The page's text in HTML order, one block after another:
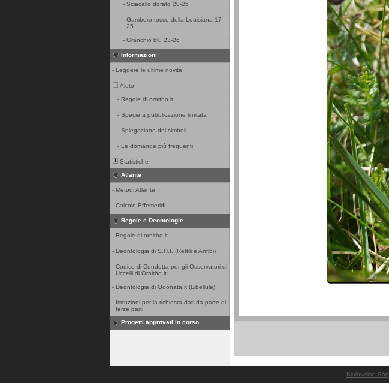
- Sciacallo dorato 20-26
- Gambero rosso della Louisiana 17-
25
- Granchio blu 23-26
Informazioni
- Leggere le ultime novità
Aiuto
- Regole di ornitho.it
- Specie a pubblicazione limitata
- Spiegazione dei simboli
- Le domande più frequenti
Statistiche
Atlante
- Metodi Atlante
- Calcolo Effemeridi
Regole e Deontologie
- Regole di ornitho.it
- Deontologia di S.H.I. (Rettili e Anfibi)
- Codice di Condotta per gli Osservatori di
Uccelli di Ornitho.it
- Deontologia di Odonata.it (Libellule)
- Istruzioni per la richiesta dati da parte di
terze parti
Progetti approvati in corso
Biolovision Sàrl